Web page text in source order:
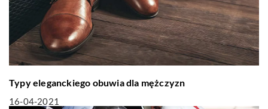
Typy eleganckiego obuwia dla mężczyzn
16-04-2021